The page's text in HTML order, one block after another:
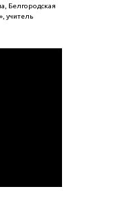
Белгородская
учитель